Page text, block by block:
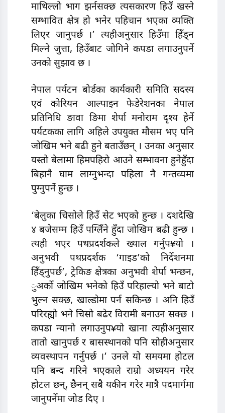
माथिल्लो भाग झर्नसक्छ त्यसकारण हिउँ खस्ने
सम्भावित क्षेत्र हो भनेर पहिचान भएका व्यक्ति
लिएर जानुपर्छ ।’ त्यहीअनुसार हिउँमा हिँड्न
मिल्ने जुत्ता, हिउँबाट जोगिने कपडा लगाउनुपर्ने
उनको सुझाव छ ।
नेपाल पर्यटन बोर्डका कार्यकारी समिति सदस्य
एवं कोरियन आल्पाइन फेडेरेशनका नेपाल
प्रतिनिधि ङावा ङिमा शेर्पा मनोराम दृश्य हेर्ने
पर्यटकका लागि अहिले उपयुक्त मौसम भए पनि
जोखिम भने बढी हुने बताउँछन् । उनका अनुसार
यस्तो बेलामा हिमपहिरो आउने सम्भावना हुनेहुँदा
बिहानै घाम लाग्नुभन्दा पहिला नै गन्तव्यमा
पुग्नुपर्ने हुन्छ ।
‘बेलुका चिसोले हिउँ सेट भएको हुन्छ । दशदेखि
४ बजेसम्म हिउँ पग्लिँने हुँदा जोखिम बढी हुन्छ ।
त्यही भएर पथप्रदर्शकले ख्याल गर्नुप¥यो ।
अनुभवी पथप्रदर्शक ‘गाइड’को निर्देशनमा
हिँड्नुपर्छ’, ट्रेकिङ क्षेत्रका अनुभवी शेर्पा भन्छन,
ुअर्काे जोखिम भनेको हिउँ परिहाल्यो भने बाटो
भुल्न सक्छ, खाल्डोमा पर्न सकिन्छ । अनि हिउँ
परिरह्यो भने चिसो बढेर विरामी बनाउन सक्छ ।
कपडा न्यानो लगाउनुप¥यो खाना त्यहीअनुसार
तातो खानुपर्छ र बासस्थानको पनि सोहीअनुसार
व्यवस्थापन गर्नुपर्छ ।’ उनले यो समयमा होटल
पनि बन्द गरिने भएकाले राम्रो अध्ययन गरेर
होटल छन्, छैनन् सबै यकीन गरेर मात्रै पदमार्गमा
जानुपर्नेमा जोड दिए ।